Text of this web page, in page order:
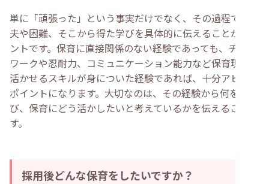
単に「頑張った」という事実だけでなく、その過程での工
夫や困難、そこから得た学びを具体的に伝えることがポイ
ントです。保育に直接関係のない経験であっても、チーム
ワークや忍耐力、コミュニケーション能力など保育現場で
活かせるスキルが身についた経験であれば、十分アピール
ポイントになります。大切なのは、その経験から何を学
び、保育にどう活かしたいと考えているかを伝えることで
す。
採用後どんな保育をしたいですか？